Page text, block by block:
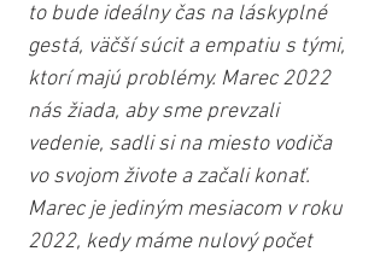
to bude ideálny čas na láskyplné
gestá, väčší súcit a empatiu s tými,
ktorí majú problémy. Marec 2022
nás žiada, aby sme prevzali
vedenie, sadli si na miesto vodiča
vo svojom živote a začali konať.
Marec je jediným mesiacom v roku
2022, kedy máme nulový počet